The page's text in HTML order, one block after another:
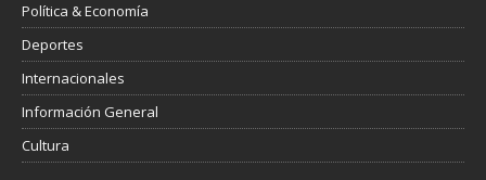
Política & Economía
Deportes
Internacionales
Información General
Cultura